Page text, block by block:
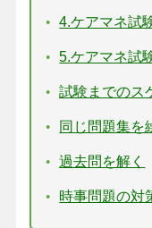
4.ケアマネ試
5.ケアマネ試
試験までのス
同じ問題集を
過去問を解く
時事問題の対